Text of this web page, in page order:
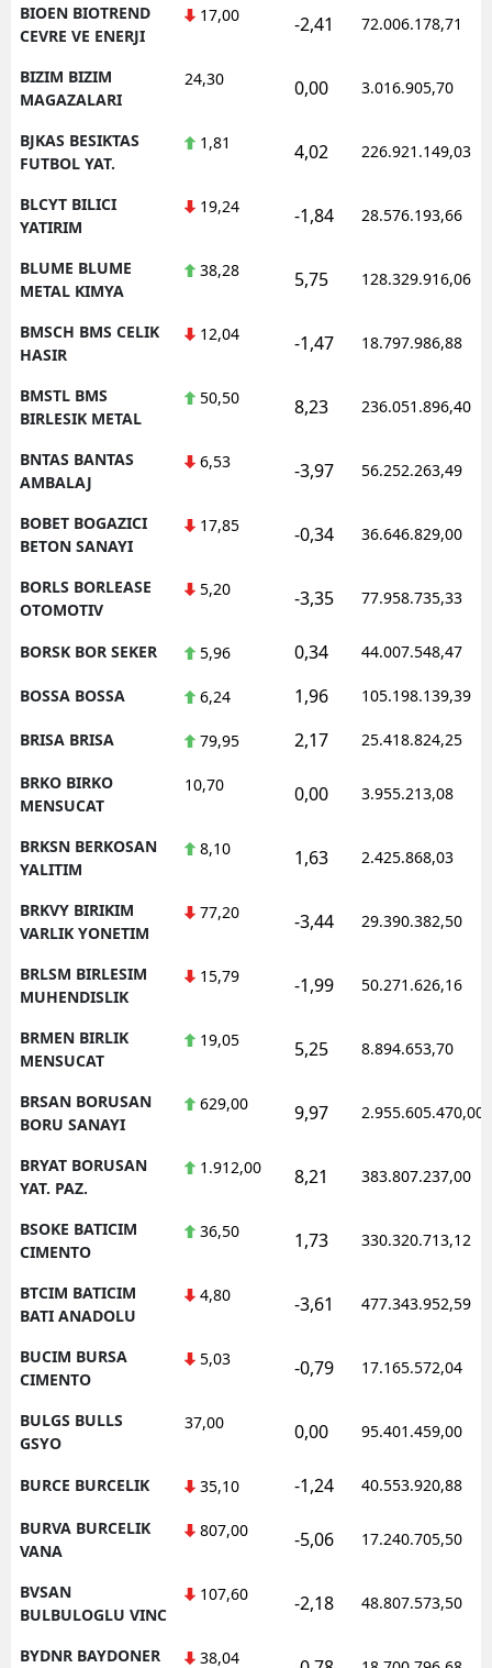
BIOEN BIOTREND
CEVRE VE ENERJI
17,00 -2,41 72.006.178,71
BIZIM BIZIM
MAGAZALARI
24,30 0,00 3.016.905,70
BJKAS BESIKTAS
FUTBOL YAT.
1,81 4,02 226.921.149,03
BLCYT BILICI
YATIRIM
19,24 -1,84 28.576.193,66
BLUME BLUME
METAL KIMYA
38,28 5,75 128.329.916,06
BMSCH BMS CELIK
HASIR
12,04 -1,47 18.797.986,88
BMSTL BMS
BIRLESIK METAL
50,50 8,23 236.051.896,40
BNTAS BANTAS
AMBALAJ
6,53 -3,97 56.252.263,49
BOBET BOGAZICI
BETON SANAYI
17,85 -0,34 36.646.829,00
BORLS BORLEASE
OTOMOTIV
5,20 -3,35 77.958.735,33
BORSK BOR SEKER 5,96 0,34 44.007.548,47
BOSSA BOSSA 6,24 1,96 105.198.139,39
BRISA BRISA 79,95 2,17 25.418.824,25
BRKO BIRKO
MENSUCAT
10,70 0,00 3.955.213,08
BRKSN BERKOSAN
YALITIM
8,10 1,63 2.425.868,03
BRKVY BIRIKIM
VARLIK YONETIM
77,20 -3,44 29.390.382,50
BRLSM BIRLESIM
MUHENDISLIK
15,79 -1,99 50.271.626,16
BRMEN BIRLIK
MENSUCAT
19,05 5,25 8.894.653,70
BRSAN BORUSAN
BORU SANAYI
629,00 9,97 2.955.605.470,00
BRYAT BORUSAN
YAT. PAZ.
1.912,00 8,21 383.807.237,00
BSOKE BATICIM
CIMENTO
36,50 1,73 330.320.713,12
BTCIM BATICIM
BATI ANADOLU
4,80 -3,61 477.343.952,59
BUCIM BURSA
CIMENTO
5,03 -0,79 17.165.572,04
BULGS BULLS
GSYO
37,00 0,00 95.401.459,00
BURCE BURCELIK 35,10 -1,24 40.553.920,88
BURVA BURCELIK
VANA
807,00 -5,06 17.240.705,50
BVSAN
BULBULOGLU VINC
107,60 -2,18 48.807.573,50
BYDNR BAYDONER
38,04